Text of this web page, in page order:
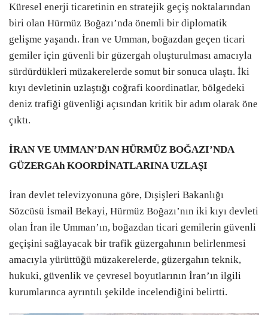
Küresel enerji ticaretinin en stratejik geçiş noktalarından
biri olan Hürmüz Boğazı’nda önemli bir diplomatik
gelişme yaşandı. İran ve Umman, boğazdan geçen ticari
gemiler için güvenli bir güzergah oluşturulması amacıyla
sürdürdükleri müzakerelerde somut bir sonuca ulaştı. İki
kıyı devletinin uzlaştığı coğrafi koordinatlar, bölgedeki
deniz trafiği güvenliği açısından kritik bir adım olarak öne
çıktı.
İRAN VE UMMAN’DAN HÜRMÜZ BOĞAZI’NDA
GÜZERGAh KOORDİNATLARINA UZLAŞI
İran devlet televizyonuna göre, Dışişleri Bakanlığı
Sözcüsü İsmail Bekayi, Hürmüz Boğazı’nın iki kıyı devleti
olan İran ile Umman’ın, boğazdan ticari gemilerin güvenli
geçişini sağlayacak bir trafik güzergahının belirlenmesi
amacıyla yürüttüğü müzakerelerde, güzergahın teknik,
hukuki, güvenlik ve çevresel boyutlarının İran’ın ilgili
kurumlarınca ayrıntılı şekilde incelendiğini belirtti.